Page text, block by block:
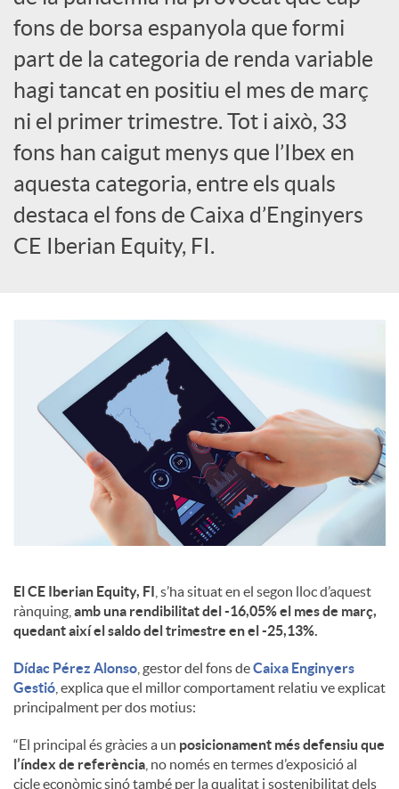
o
c
i
a
l
fons de borsa espanyola que formi
part de la categoria de renda variable
hagi tancat en positiu el mes de març
ni el primer trimestre. Tot i això, 33
fons han caigut menys que l’Ibex en
aquesta categoria, entre els quals
destaca el fons de Caixa d’Enginyers
CE Iberian Equity, FI.
El CE Iberian Equity, FI
, s’ha situat en el segon lloc d’aquest
rànquing, amb una rendibilitat del -16,05% el mes de març,
quedant així el saldo del trimestre en el -25,13%.
Dídac Pérez Alonso , gestor del fons deCaixa Enginyers
Gestió , explica que el millor comportament relatiu ve explicat
principalment per dos motius:
“El principal és gràcies a un posicionament més defensiu que
l’índex de referència , no només en termes d’exposició al
cicle econòmic sinó també per la qualitat i sostenibilitat dels